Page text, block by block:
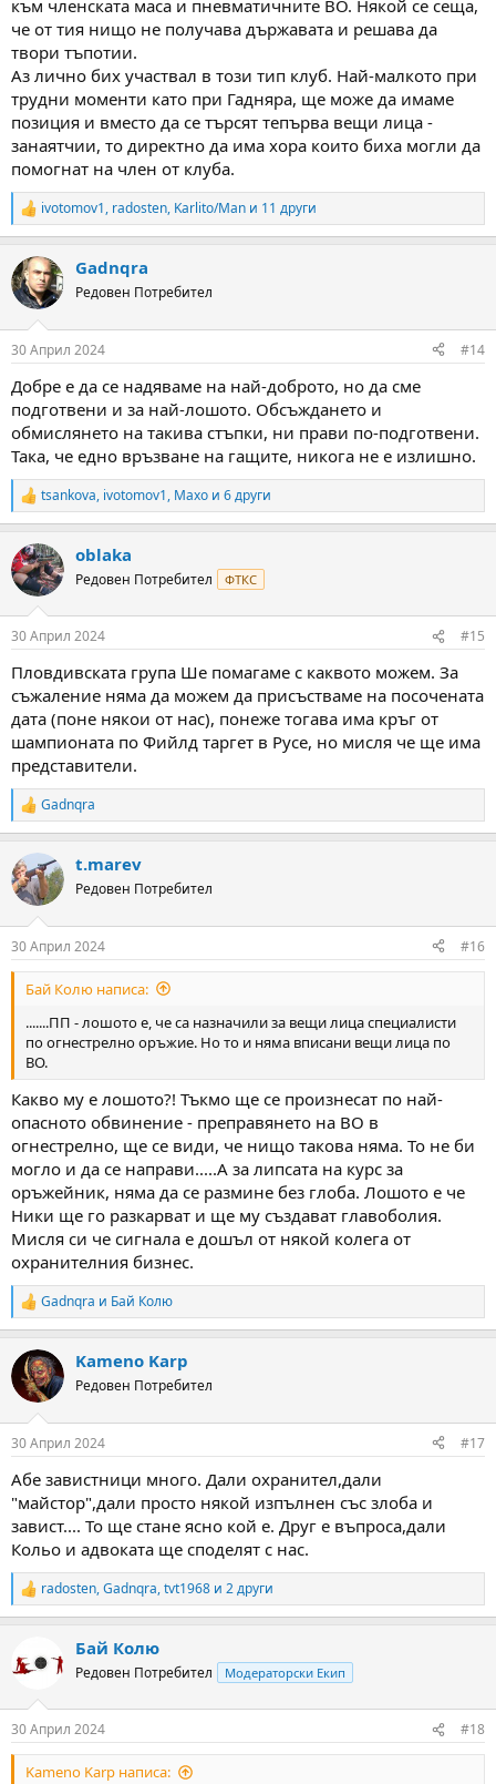
към членската маса и пневматичните ВО. Някой се сеща,
че от тия нищо не получава държавата и решава да
твори тъпотии.
Аз лично бих участвал в този тип клуб. Най-малкото при
трудни моменти като при Гадняра, ще може да имаме
позиция и вместо да се търсят тепърва вещи лица -
занаятчии, то директно да има хора които биха могли да
помогнат на член от клуба.
R
e
c
t
i
s
ivotomov1, radosten, Karlito/Man и 11 други
Gadnqra
Редовен Потребител
30 Април 2024 #14
Добре е да се надяваме на най-доброто, но да сме
подготвени и за най-лошото. Обсъждането и
обмислянето на такива стъпки, ни прави по-подготвени.
Така, че едно връзване на гащите, никога не е излишно.
R
e
c
t
i
s
tsankova, ivotomov1, Maxo и 6 други
oblaka
Редовен Потребител ФТКС
30 Април 2024 #15
Пловдивската група Ше помагаме с каквото можем. За
съжаление няма да можем да присъстваме на посочената
дата (поне някои от нас), понеже тогава има кръг от
шампионата по Фийлд таргет в Русе, но мисля че ще има
представители.
R
e
c
t
i
s
:
Gadnqra
t.marev
Редовен Потребител
30 Април 2024 #16
Бай Колю написа:
.......ПП - лошото е, че са назначили за вещи лица специалисти
по огнестрелно оръжие. Но то и няма вписани вещи лица по
ВО.
Какво му е лошото?! Тъкмо ще се произнесат по най-
опасното обвинение - преправянето на ВО в
огнестрелно, ще се види, че нищо такова няма. То не би
могло и да се направи.....А за липсата на курс за
оръжейник, няма да се размине без глоба. Лошото е че
Ники ще го разкарват и ще му създават главоболия.
Мисля си че сигнала е дошъл от някой колега от
охранителния бизнес.
R
e
c
t
i
s
Gadnqra и Бай Колю
Kameno Karp
Редовен Потребител
30 Април 2024 #17
Абе завистници много. Дали охранител,дали
"майстор",дали просто някой изпълнен със злоба и
завист.... То ще стане ясно кой е. Друг е въпроса,дали
Кольо и адвоката ще споделят с нас.
R
e
t
s
:
radosten,Gadnqra,tvt1968 и 2 други
Бай Колю
Редовен Потребител Модераторски Екип
30 Април 2024 #18
Kameno Karp написа: